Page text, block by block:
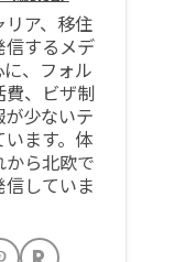
ア、移住
信するメデ
、フォル
費、ビザ制
少ないテ
ます。体
ら北欧で
していま